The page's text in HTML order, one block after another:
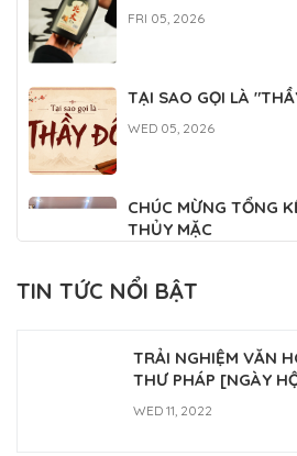
FRI 05, 2026
TẠI SAO GỌI LÀ
WED 05, 2026
CHÚC MỪNG TỔNG
THỦY MẶC
ĐẠO 2026
FRI 03, 2026
TIN TỨC NỔI BẬT
TRẢI NGHIỆM VĂN
THƯ PHÁP [NGÀY
2022]
WED 11, 2022